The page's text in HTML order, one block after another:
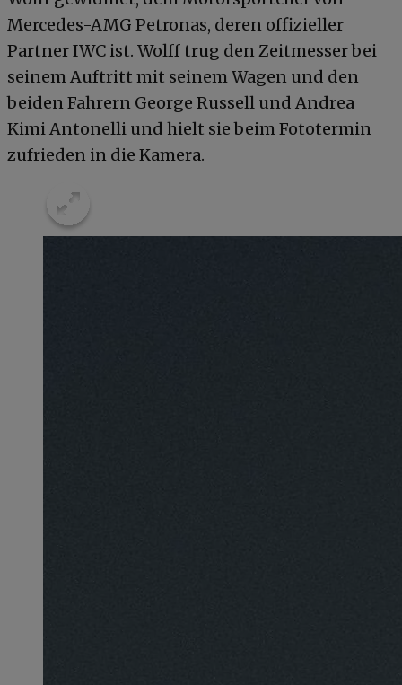
Mercedes-AMG Petronas, deren offizieller
Partner IWC ist. Wolff trug den Zeitmesser bei
seinem Auftritt mit seinem Wagen und den
beiden Fahrern George Russell und Andrea
Kimi Antonelli und hielt sie beim Fototermin
zufrieden in die Kamera.